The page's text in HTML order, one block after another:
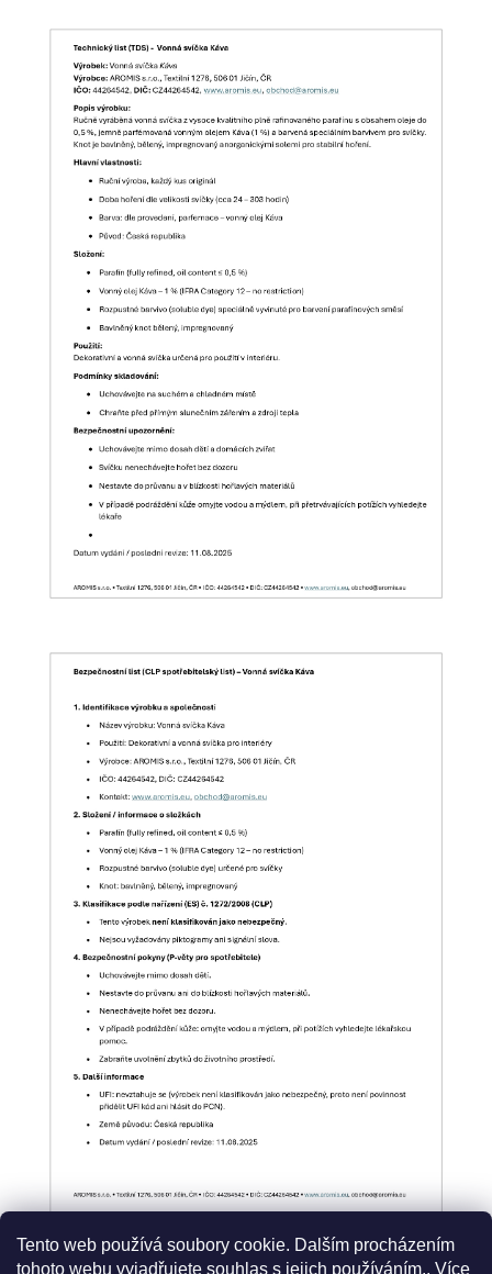
Tento web používá soubory cookie. Dalším procházením
tohoto webu vyjadřujete souhlas s jejich používáním.. Více